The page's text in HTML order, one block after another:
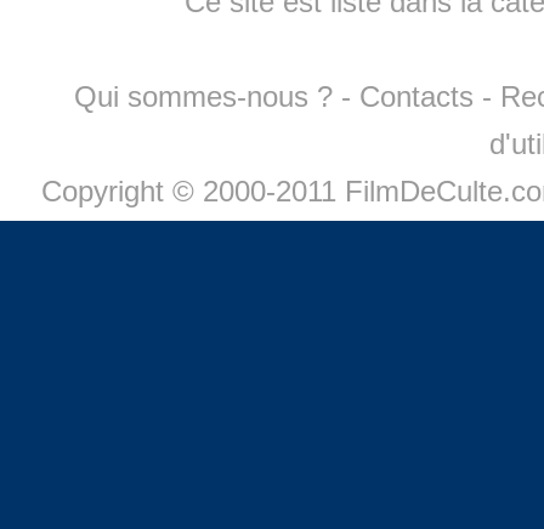
Qui sommes-nous ? - Contacts -
Copyright © 2000-2011